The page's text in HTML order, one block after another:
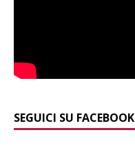
SEGUICI SU FACEBOOK